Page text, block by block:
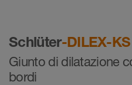
Schlüter-DILEX-KS
Giunto di dilatazione
bordi